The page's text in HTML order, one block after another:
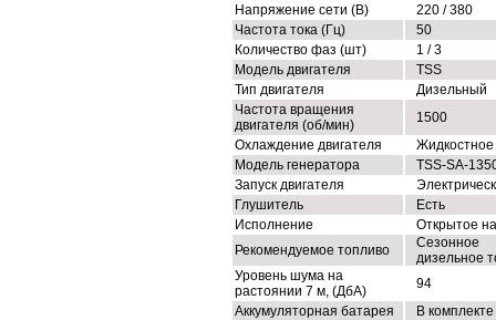
Напряжение сети (В)
220 / 380
Частота тока (Гц)
50
Количество фаз (шт)
1 / 3
Модель двигателя
TSS
Тип двигателя
Дизельный
Частота вращения
двигателя (об/мин)
1500
Охлаждение двигателя
Жидкостное
Модель генератора
TSS-SA-
Запуск двигателя
Глушитель
Есть
Исполнение
Открытое
Рекомендуемое топливо
Сезонное
дизельное
Уровень шума на
растоянии 7 м, (ДбА)
94
Аккумуляторная батарея
В комплекте